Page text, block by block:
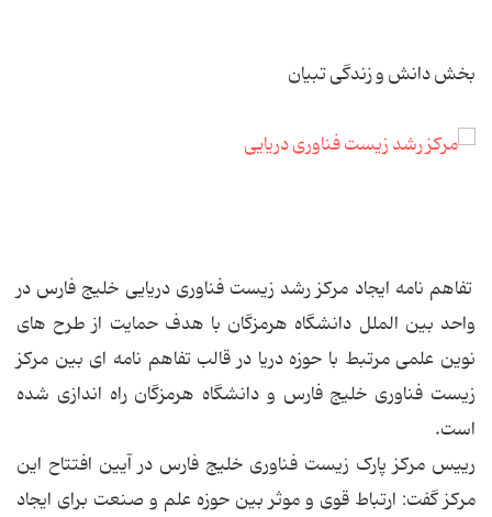
بخش دانش و زندگی تبیان
تفاهم نامه ایجاد مرکز رشد زیست فناوری دریایی خلیج فارس در
واحد بین الملل دانشگاه هرمزگان با هدف حمایت از طرح های
نوین علمی مرتبط با حوزه دریا در قالب تفاهم نامه ای بین مرکز
زیست فناوری خلیج فارس و دانشگاه هرمزگان راه اندازی شده
است.
رییس مرکز پارک زیست فناوری خلیج فارس در آیین افتتاح این
مرکز گفت: ارتباط قوی و موثر بین حوزه علم و صنعت برای ایجاد